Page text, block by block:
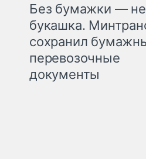
Без бумажки — не
букашка.
сохранил
перевозочные
документы